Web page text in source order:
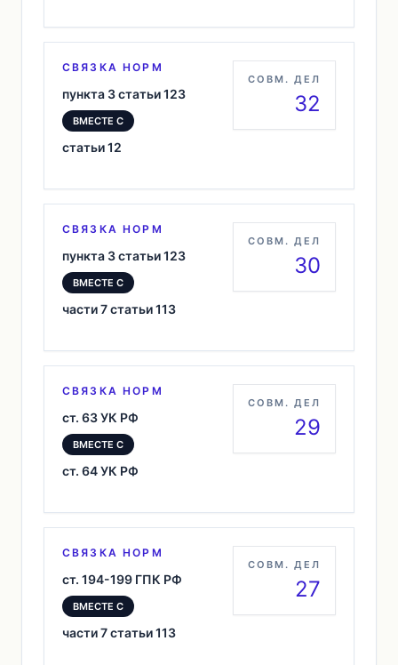
СВЯЗКА НОРМ
пункта 3 статьи 123
ВМЕСТЕ С
статьи 12
СОВМ. ДЕЛ
32
СВЯЗКА НОРМ
пункта 3 статьи 123
ВМЕСТЕ С
части 7 статьи 113
СОВМ. ДЕЛ
30
СВЯЗКА НОРМ
ст. 63 УК РФ
ВМЕСТЕ С
ст. 64 УК РФ
СОВМ. ДЕЛ
29
СВЯЗКА НОРМ
ст. 194-199 ГПК РФ
ВМЕСТЕ С
части 7 статьи 113
СОВМ. ДЕЛ
27